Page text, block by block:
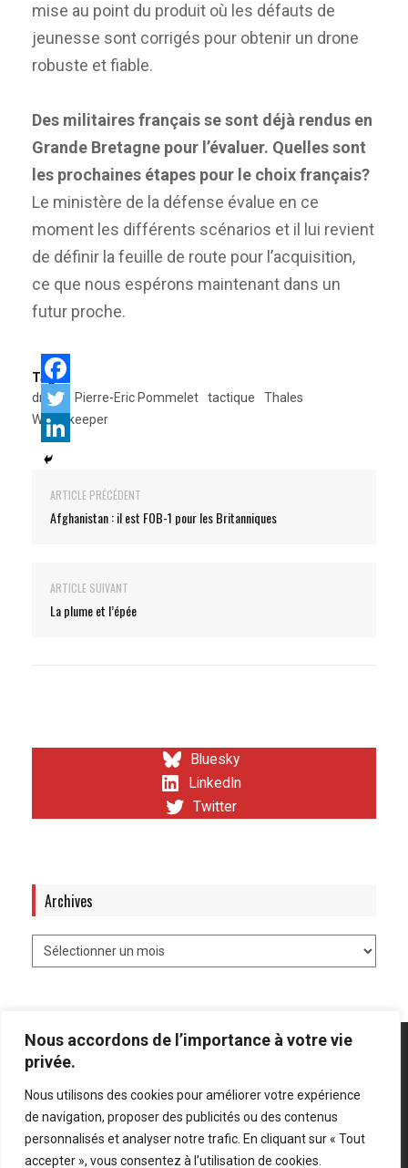
Nous accordons de l’importance à votre vie
privée.
Nous utilisons des cookies pour améliorer votre expérience
de navigation, proposer des publicités ou des contenus
personnalisés et analyser notre trafic. En cliquant sur « Tout
accepter », vous consentez à l’utilisation de cookies.
mise au point du produit où les défauts de
jeunesse sont corrigés pour obtenir un drone
robuste et fiable.
Des militaires français se sont déjà rendus en
Grande Bretagne pour l’évaluer. Quelles sont
les prochaines étapes pour le choix français?
Le ministère de la défense évalue en ce
moment les différents scénarios et il lui revient
de définir la feuille de route pour l’acquisition,
ce que nous espérons maintenant dans un
futur proche.
Tags:
drone
Pierre-Eric Pommelet tactique
Thales
Watchkeeper
ARTICLE PRÉCÉDENT
Afghanistan : il est FOB-1 pour les Britanniques
ARTICLE SUIVANT
La plume et l’épée
Bluesky
LinkedIn
Twitter
Archives
Mentions légales Politique de confidentialité
Bluesky
LinkedIn
Twitter